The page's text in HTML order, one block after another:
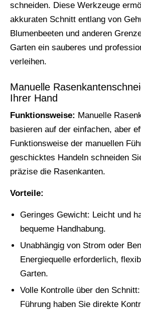
schneiden. Diese Werkzeuge
akkuraten Schnitt entlang von
Blumenbeeten und anderen
Garten ein sauberes und
verleihen.
Manuelle
Ihrer Hand
Funktionsweise: Manuelle
basieren auf der einfachen, aber
Funktionsweise der manuellen
geschicktes Handeln schneiden
präzise die Rasenkanten.
Vorteile:
Geringes Gewicht: Leicht und
bequeme Handhabung.
Unabhängig von Strom oder
Energiequelle erforderlich,
Garten.
Volle Kontrolle über den
Führung haben Sie direkte